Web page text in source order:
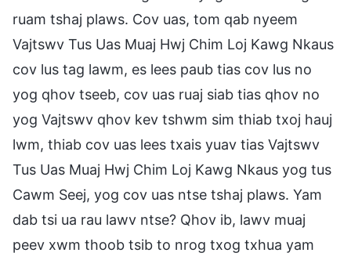
ruam tshaj plaws. Cov uas, tom qab nyeem
Vajtswv Tus Uas Muaj Hwj Chim Loj Kawg Nkaus
cov lus tag lawm, es lees paub tias cov lus no
yog qhov tseeb, cov uas ruaj siab tias qhov no
yog Vajtswv qhov kev tshwm sim thiab txoj hauj
lwm, thiab cov uas lees txais yuav tias Vajtswv
Tus Uas Muaj Hwj Chim Loj Kawg Nkaus yog tus
Cawm Seej, yog cov uas ntse tshaj plaws. Yam
dab tsi ua rau lawv ntse? Qhov ib, lawv muaj
peev xwm thoob tsib to nrog txog txhua yam